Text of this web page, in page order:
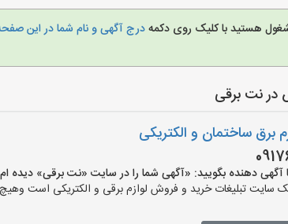
هستید با کلیک روی دکمهدرج آگهی و نام شما در این
در نت برقی
برق ساختمان و الکتریکی
دهنده بگویید: «آگهی شما را در سایت «نت برقی» دیده ام و کد «آگهی-
تبلیغات خرید و فروش لوازم برقی و الکتریکی است